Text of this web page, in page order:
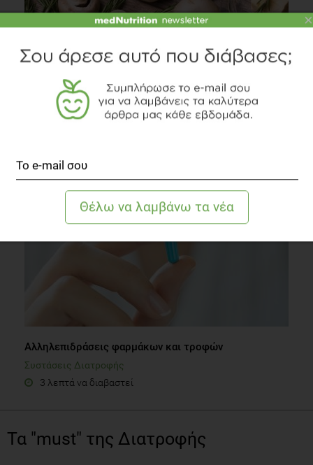
Συνδύασε γεύση και θρεπτικά συστατικά στη
χορτοφαγία!
Αλληλεπιδράσεις φαρμάκων και τροφών
Συστάσεις Διατροφής
3 λεπτά να διαβαστεί
Τα "must" της Διατροφής
×